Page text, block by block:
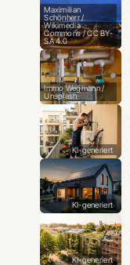
Maximilian
Schönherr /
Wikimedia
Commons / CC BY-
SA 4.0
Immo Wegmann /
Unsplash
KI-generiert
KI-generiert
KI-generiert